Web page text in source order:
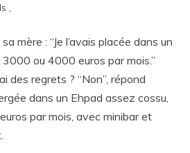
,
mère : “Je l’avais placée dans un
ou 4000 euros par mois.”
des regrets ? “Non”, répond
dans un Ehpad assez cossu,
par mois, avec minibar et